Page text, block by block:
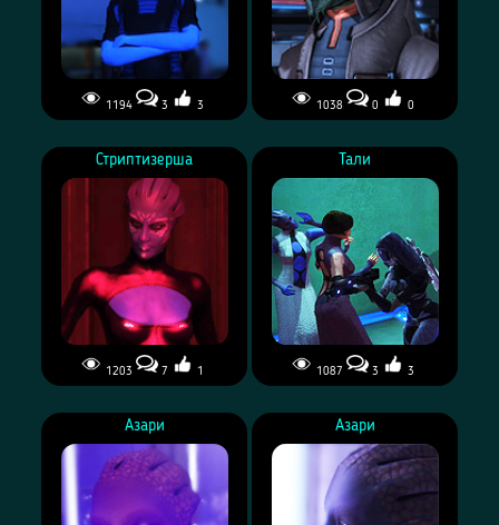
1194 3 3 1038 0 0
Стриптизерша
1203 7 1
Тали
1087 3 3
Азари Азари